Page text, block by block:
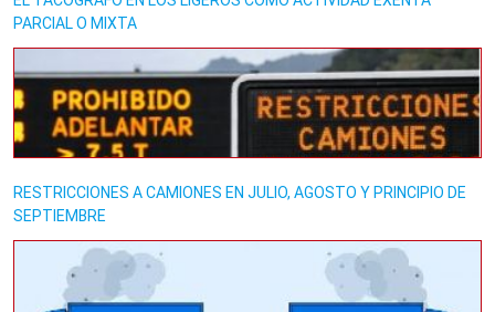
PARCIAL O MIXTA
RESTRICCIONES A CAMIONES EN JULIO, AGOSTO Y PRINCIPIO DE
SEPTIEMBRE